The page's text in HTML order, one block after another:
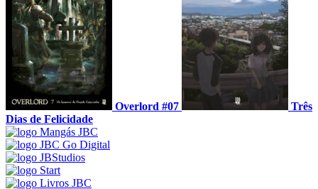
Overlord #07
Três
Dias de Felicidade